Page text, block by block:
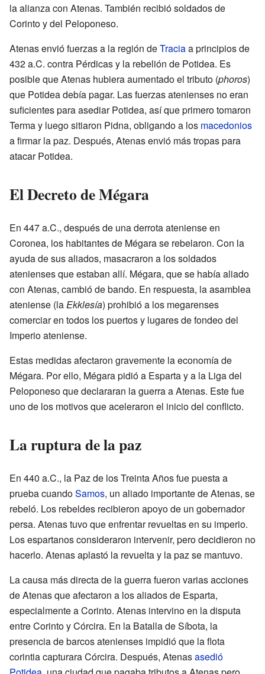
la alianza con Atenas. También recibió soldados de
Corinto y del Peloponeso.
Atenas envió fuerzas a la región deTraciaa principios de
432 a.C. contra Pérdicas y la rebelión de Potidea. Es
posible que Atenas hubiera aumentado el tributo (phoros)
que Potidea debía pagar. Las fuerzas atenienses no eran
suficientes para asediar Potidea, así que primero tomaron
Terma y luego sitiaron Pidna, obligando a los macedonios
a firmar la paz. Después, Atenas envió más tropas para
atacar Potidea.
El Decreto de Mégara
En 447 a.C., después de una derrota ateniense en
Coronea, los habitantes de Mégara se rebelaron. Con la
ayuda de sus aliados, masacraron a los soldados
atenienses que estaban allí. Mégara, que se había aliado
con Atenas, cambió de bando. En respuesta, la asamblea
ateniense (laEkklesía) prohibió a los megarenses
comerciar en todos los puertos y lugares de fondeo del
Imperio ateniense.
Estas medidas afectaron gravemente la economía de
Mégara. Por ello, Mégara pidió a Esparta y a la Liga del
Peloponeso que declararan la guerra a Atenas. Este fue
uno de los motivos que aceleraron el inicio del conflicto.
La ruptura de la paz
En 440 a.C., la Paz de los Treinta Años fue puesta a
prueba cuandoSamos, un aliado importante de Atenas, se
rebeló. Los rebeldes recibieron apoyo de un gobernador
persa. Atenas tuvo que enfrentar revueltas en su imperio.
Los espartanos consideraron intervenir, pero decidieron no
hacerlo. Atenas aplastó la revuelta y la paz se mantuvo.
La causa más directa de la guerra fueron varias acciones
de Atenas que afectaron a los aliados de Esparta,
especialmente a Corinto. Atenas intervino en la disputa
entre Corinto y Córcira. En la Batalla de Síbota, la
presencia de barcos atenienses impidió que la flota
corintia capturara Córcira. Después, Atenasasedió